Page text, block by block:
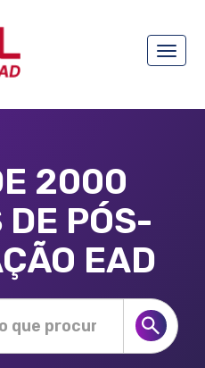
Toggle
2000
DE PÓS-
EAD